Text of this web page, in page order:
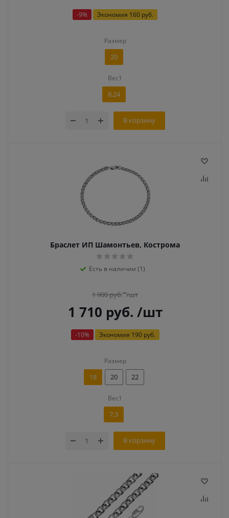
-9% Экономия 160 руб.
Размер
20
Вес1
8,24
В корзину
Браслет ИП Шамонтьев, Кострома
Есть в наличии (1)
1 900руб. /шт
1 710 руб. /шт
-10% Экономия 190 руб.
Размер
18 20 22
Вес1
7,3
В корзину